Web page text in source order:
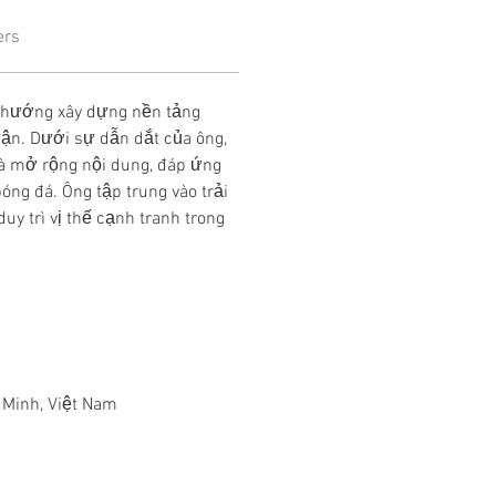
xây dựng nền tảng
Dưới sự dẫn dắt của ông,
mở rộng nội dung, đáp ứng
đá. Ông tập trung vào trải
trì vị thế cạnh tranh trong
Việt Nam